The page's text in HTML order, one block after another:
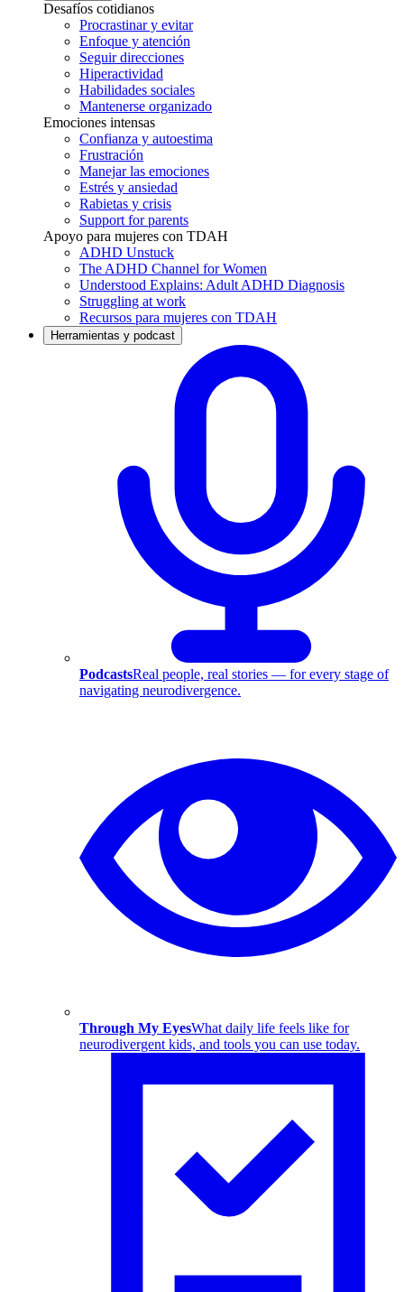
Desafíos cotidianos
Procrastinar y evitar
Enfoque y atención
Seguir direcciones
Hiperactividad
Habilidades sociales
Mantenerse organizado
Emociones intensas
Confianza y autoestima
Frustración
Manejar las emociones
Estrés y ansiedad
Rabietas y crisis
Support for parents
Apoyo para mujeres con TDAH
ADHD Unstuck
The ADHD Channel for Women
Understood Explains: Adult ADHD Diagnosis
Struggling at work
Recursos para mujeres con TDAH
Herramientas y podcast
PodcastsReal people, real stories — for every stage of
navigating neurodivergence.
Through My EyesWhat daily life feels like for
neurodivergent kids, and tools you can use today.